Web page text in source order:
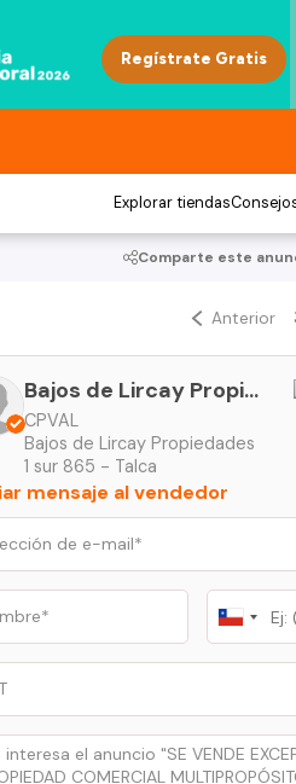
Explorar tiendas
Comparte este
Anterior
Bajos de Lircay Propiedades
CPVAL
Bajos de Lircay Propiedades
1 sur 865 - Talca
mensaje al vendedor
Chile
+56